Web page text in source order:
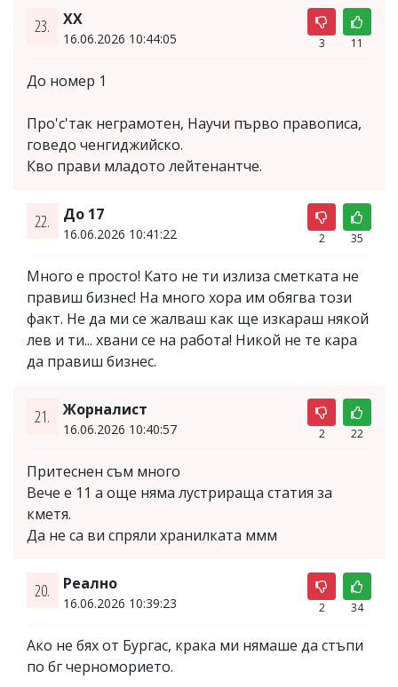
23. XX
16.06.2026 10:44:05 3 11
До номер 1
Про'с'так неграмотен, Научи първо правописа,
говедо ченгиджийско.
Кво прави младото лейтенантче.
22. До 17
16.06.2026 10:41:22 2 35
Много е просто! Като не ти излиза сметката не
правиш бизнес! На много хора им обягва този
факт. Не да ми се жалваш как ще изкараш някой
лев и ти... хвани се на работа! Никой не те кара
да правиш бизнес.
21. Жорналист
16.06.2026 10:40:57 2 22
Притеснен съм много
Вече е 11 а още няма лустрираща статия за
кметя.
Да не са ви спряли хранилката ммм
20. Реално
16.06.2026 10:39:23 2 34
Ако не бях от Бургас, крака ми нямаше да стъпи
по бг черноморието.